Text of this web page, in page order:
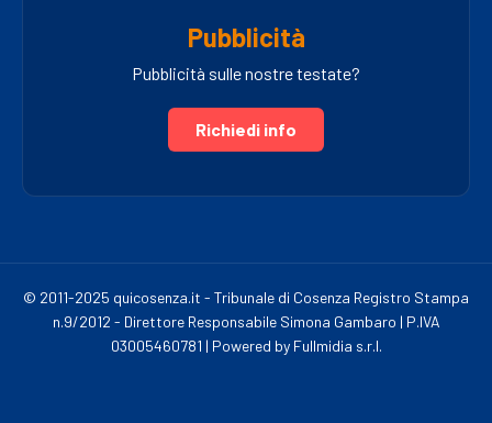
Pubblicità
Pubblicità sulle nostre testate?
Richiedi info
© 2011-2025 quicosenza.it - Tribunale di Cosenza Registro Stampa
n.9/2012 - Direttore Responsabile Simona Gambaro | P.IVA
03005460781 | Powered by Fullmidia s.r.l.